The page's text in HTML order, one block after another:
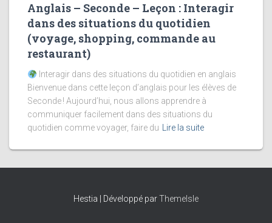
Anglais – Seconde – Leçon : Interagir
dans des situations du quotidien
(voyage, shopping, commande au
restaurant)
Interagir dans des situations du quotidien en anglais
Bienvenue dans cette leçon d’anglais pour les élèves de
Seconde ! Aujourd’hui, nous allons apprendre à
communiquer facilement dans des situations du
quotidien comme voyager, faire du Lire la suite
Hestia | Développé parThemeIsle